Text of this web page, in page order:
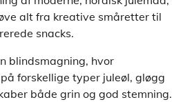
alt fra kreative småretter til
snacks.
blindsmagning, hvor
forskellige typer juleøl, gløgg
både grin og god stemning.